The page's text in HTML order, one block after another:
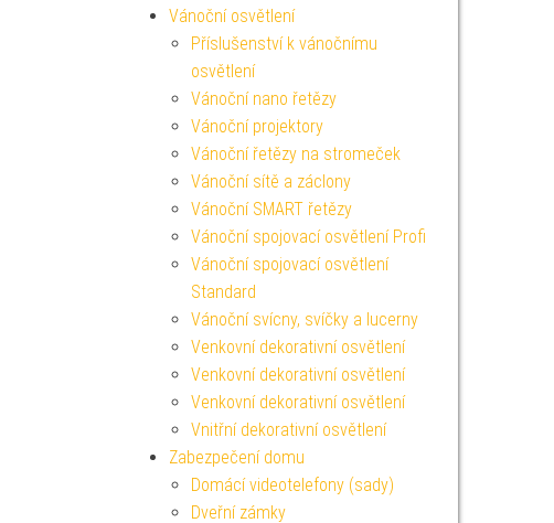
Vánoční osvětlení
Příslušenství k vánočnímu
osvětlení
Vánoční nano řetězy
Vánoční projektory
Vánoční řetězy na stromeček
Vánoční sítě a záclony
Vánoční SMART řetězy
Vánoční spojovací osvětlení Profi
Vánoční spojovací osvětlení
Standard
Vánoční svícny, svíčky a lucerny
Venkovní dekorativní osvětlení
Venkovní dekorativní osvětlení
Venkovní dekorativní osvětlení
Vnitřní dekorativní osvětlení
Zabezpečení domu
Domácí videotelefony (sady)
Dveřní zámky